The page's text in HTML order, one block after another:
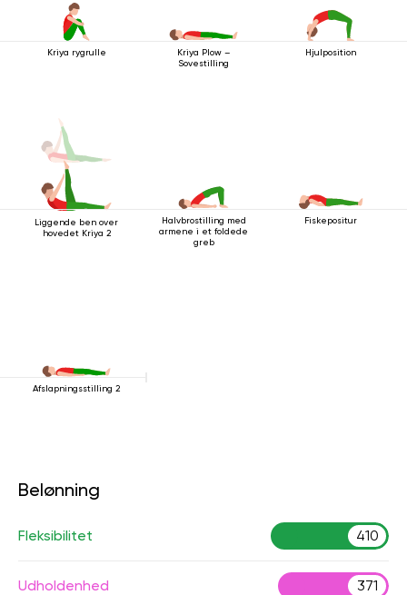
Kriya rygrulle
Kriya Plow –
Sovestilling
Hjulposition
Liggende ben over
hovedet Kriya 2
Halvbrostilling med
armene i et foldede
greb
Fiskepositur
Afslapningsstilling 2
Belønning
Fleksibilitet 410
Udholdenhed 371